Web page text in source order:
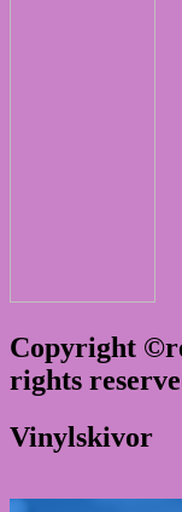
Copyright
rights
Vinylskivor